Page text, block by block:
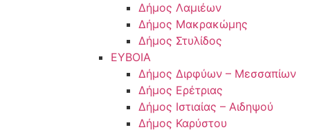
Δήμος Λαμιέων
Δήμος Μακρακώμης
Δήμος Στυλίδος
ΕΥΒΟΙΑ
Δήμος Διρφύων – Μεσσαπίων
Δήμος Ερέτριας
Δήμος Ιστιαίας – Αιδηψού
Δήμος Καρύστου